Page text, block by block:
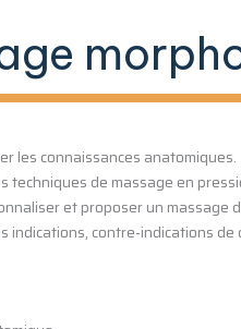
les connaissances anatomiques.
techniques de massage en
et proposer un massage
indications, contre-indications de